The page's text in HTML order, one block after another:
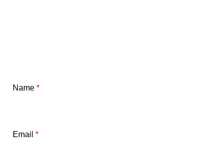
Name *
Email *